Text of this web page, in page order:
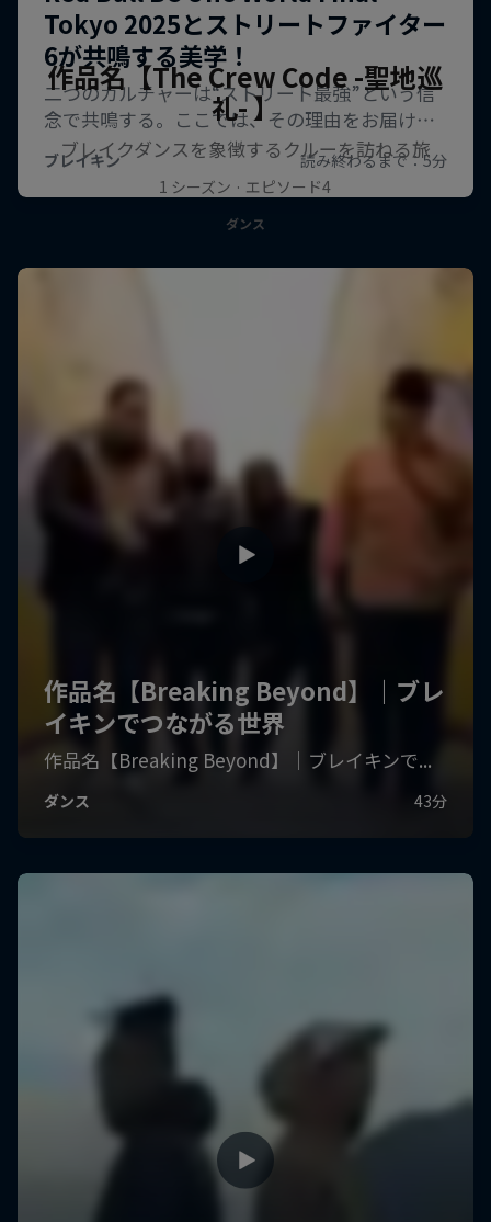
作品名【The Crew Code -聖地巡
礼- 】
ブレイクダンスを象徴するクルーを訪ねる旅
1 シーズン · エピソード4
ダンス